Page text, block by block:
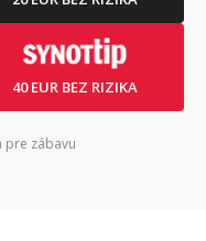
40 EUR BEZ RIZIKA
pre zábavu